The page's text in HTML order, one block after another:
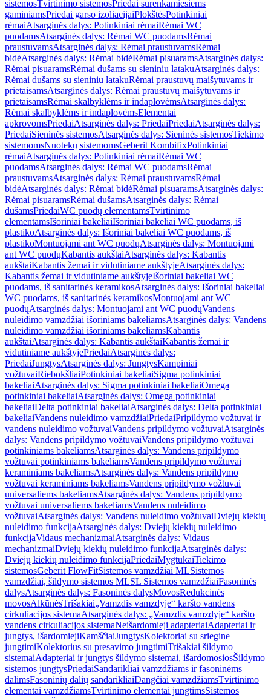
sistemosTvirtinimo sistemosPriedai surenkamiesiems
gaminiamsPriedai garso izoliacijaiPlokštėsPotinkiniai
rėmaiAtsarginės dalys: Potinkiniai rėmaiRėmai WC
puodamsAtsarginės dalys: Rėmai WC puodamsRėmai
praustuvamsAtsarginės dalys: Rėmai praustuvamsRėmai
bidėAtsarginės dalys: Rėmai bidėRėmai pisuaramsAtsarginės dalys:
Rėmai pisuaramsRėmai dušams su sieniniu latakuAtsarginės dalys:
Rėmai dušams su sieniniu latakuRėmai praustuvų maišytuvams ir
prietaisamsAtsarginės dalys: Rėmai praustuvų maišytuvams ir
prietaisamsRėmai skalbyklėms ir indaplovėmsAtsarginės dalys:
Rėmai skalbyklėms ir indaplovėmsElementai
apkrovomsPriedaiAtsarginės dalys: PriedaiPriedaiAtsarginės dalys:
PriedaiSieninės sistemosAtsarginės dalys: Sieninės sistemosTiekimo
sistemomsNuotekų sistemomsGeberit KombifixPotinkiniai
rėmaiAtsarginės dalys: Potinkiniai rėmaiRėmai WC
puodamsAtsarginės dalys: Rėmai WC puodamsRėmai
praustuvamsAtsarginės dalys: Rėmai praustuvamsRėmai
bidėAtsarginės dalys: Rėmai bidėRėmai pisuaramsAtsarginės dalys:
Rėmai pisuaramsRėmai dušamsAtsarginės dalys: Rėmai
dušamsPriedaiWC puodų elementamsTvirtinimo
elementamsIšoriniai bakeliaiIšoriniai bakeliai WC puodams, iš
plastikoAtsarginės dalys: Išoriniai bakeliai WC puodams, iš
plastikoMontuojami ant WC puodųAtsarginės dalys: Montuojami
ant WC puodųKabantis aukštaiAtsarginės dalys: Kabantis
aukštaiKabantis žemai ir vidutiniame aukštyjeAtsarginės dalys:
Kabantis žemai ir vidutiniame aukštyjeIšoriniai bakeliai WC
puodams, iš sanitarinės keramikosAtsarginės dalys: Išoriniai bakeliai
WC puodams, iš sanitarinės keramikosMontuojami ant WC
puodųAtsarginės dalys: Montuojami ant WC puodųVandens
nuleidimo vamzdžiai išoriniams bakeliamsAtsarginės dalys: Vandens
nuleidimo vamzdžiai išoriniams bakeliamsKabantis
aukštaiAtsarginės dalys: Kabantis aukštaiKabantis žemai ir
vidutiniame aukštyjePriedaiAtsarginės dalys:
PriedaiJungtysAtsarginės dalys: JungtysKampiniai
vožtuvaiRiebokšliaiPotinkiniai bakeliaiSigma potinkiniai
bakeliaiAtsarginės dalys: Sigma potinkiniai bakeliaiOmega
potinkiniai bakeliaiAtsarginės dalys: Omega potinkiniai
bakeliaiDelta potinkiniai bakeliaiAtsarginės dalys: Delta potinkiniai
bakeliaiVandens nuleidimo vamzdžiaiPriedaiPripildymo vožtuvai ir
vandens nuleidimo vožtuvaiVandens pripildymo vožtuvaiAtsarginės
dalys: Vandens pripildymo vožtuvaiVandens pripildymo vožtuvai
potinkiniams bakeliamsAtsarginės dalys: Vandens pripildymo
vožtuvai potinkiniams bakeliamsVandens pripildymo vožtuvai
keraminiams bakeliamsAtsarginės dalys: Vandens pripildymo
vožtuvai keraminiams bakeliamsVandens pripildymo vožtuvai
universaliems bakeliamsAtsarginės dalys: Vandens pripildymo
vožtuvai universaliems bakeliamsVandens nuleidimo
vožtuvaiAtsarginės dalys: Vandens nuleidimo vožtuvaiDviejų kiekių
nuleidimo funkcijaAtsarginės dalys: Dviejų kiekių nuleidimo
funkcijaVidaus mechanizmaiAtsarginės dalys: Vidaus
mechanizmaiDviejų kiekių nuleidimo funkcijaAtsarginės dalys:
Dviejų kiekių nuleidimo funkcijaPriedaiMygtukaiTiekimo
sistemosGeberit FlowFitSistemos vamzdžiai MLSistemos
vamzdžiai, šildymo sistemos MLSL Sistemos vamzdžiaiFasoninės
dalysAtsarginės dalys: Fasoninės dalysMovosRedukcinės
movosAlkūnėsTrišakiai„Vamzdis vamzdyje“ karšto vandens
cirkuliacijos sistemaAtsarginės dalys: „Vamzdis vamzdyje“ karšto
vandens cirkuliacijos sistemaNeišardomieji adapteriaiAdapteriai ir
jungtys, išardomiejiKamščiaiJungtysKolektoriai su sriegine
jungtimiKolektorius su presavimo jungtimiTrišakiai šildymo
sistemaiAdapteriai ir jungtys šildymo sistemai, išardomosiosŠildymo
sistemos jungtysPriedaiSandarikliai vamzdžiams ir fasoninėms
dalimsFasoninių dalių sandarikliaiDangčiai vamzdžiamsTvirtinimo
elementai vamzdžiamsTvirtinimo elementai jungtimsSistemos